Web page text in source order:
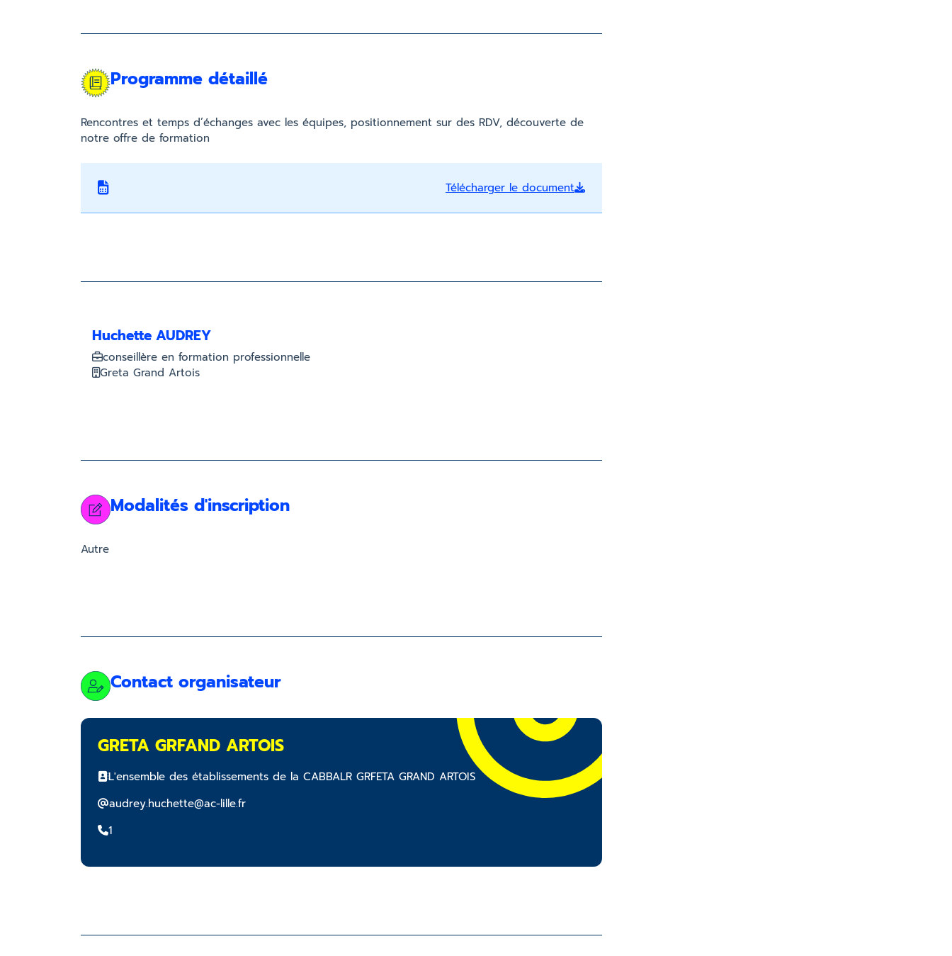
Programme détaillé
Rencontres et temps d’échanges avec les équipes, positionnement sur des RDV, découverte de
notre offre de formation
Télécharger le document
Huchette AUDREY
conseillère en formation professionnelle
Greta Grand Artois
Modalités d'inscription
Autre
Contact organisateur
GRETA GRFAND ARTOIS
L'ensemble des établissements de la CABBALR GRFETA GRAND ARTOIS
audrey.huchette@ac-lille.fr
1